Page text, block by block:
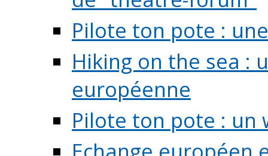
Pilote ton pote :
Hiking on the sea :
européenne
Pilote ton pote : un